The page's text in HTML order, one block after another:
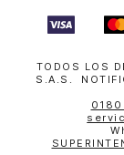
TODOS LOS
S.A.S.